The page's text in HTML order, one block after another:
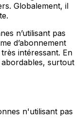
Globalement, il
n’utilisant pas
d’abonnement
intéressant. En
surtout
n'utilisant pas